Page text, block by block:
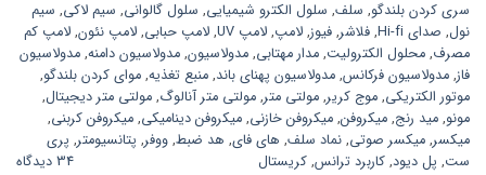
سری کردن بلندگو, سلف, سلول الکترو شیمیایی, سلول گالوانی, سیم لاکی, سیم
نول, صدای Hi-fi , فلاشر, فیوز, لامپ, لامپ UV , لامپ حبابی, لامپ نئون, لامپ کم
مصرف, محلول الکترولیت, مدار مهتابی, مدولاسیون, مدولاسیون دامنه, مدولاسیون
فاز, مدولاسیون فرکانس, مدولاسیون پهنای باند, منبع تغذیه, موای کردن بلندگو,
موتور الکتریکی, موج کریر, مولتی متر, مولتی متر آنالوگ, مولتی متر دیجیتال,
مونو, مید رنج, میکروفن, میکروفن خازنی, میکروفن دینامیکی, میکروفن کربنی,
میکسر, میکسر صوتی, نماد سلف, های فای, هد ضبط, ووفر, پتانسیومتر, پری
ست, پل دیود, کاربرد ترانس, کریستال 34 دیدگاه